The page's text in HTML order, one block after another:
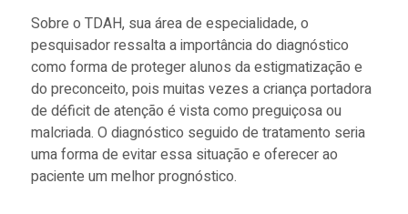
Sobre o TDAH, sua área de especialidade, o
pesquisador ressalta a importância do diagnóstico
como forma de proteger alunos da estigmatização e
do preconceito, pois muitas vezes a criança portadora
de déficit de atenção é vista como preguiçosa ou
malcriada. O diagnóstico seguido de tratamento seria
uma forma de evitar essa situação e oferecer ao
paciente um melhor prognóstico.